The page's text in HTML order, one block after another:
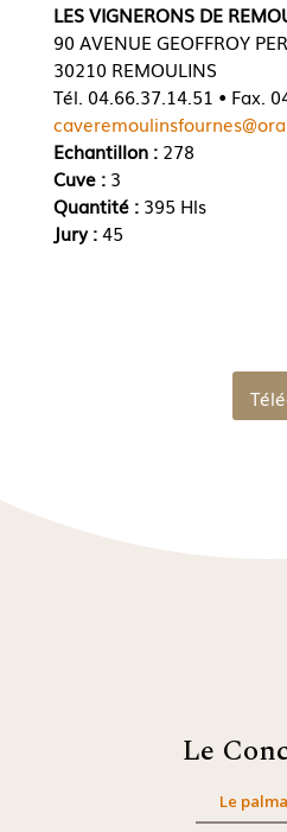
LES VIGNERONS DE
90 AVENUE GEOFFROY
30210 REMOULINS
Tél. 04.66.37.14.51 • Fax.
Echantillon :278
Cuve : 3
Quantité : 395 Hls
Jury :45
Le
Le